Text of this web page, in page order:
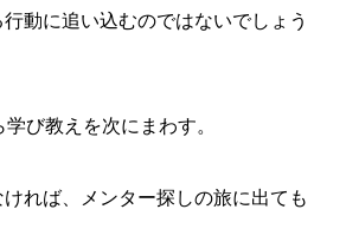
動に追い込むのではないでしょう
び教えを次にまわす。
れば、メンター探しの旅に出ても